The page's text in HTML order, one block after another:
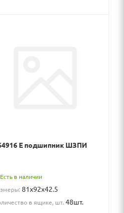
Е подшипник ШЗПИ
Есть в наличии
81x92x42.5
в ящике, шт.48шт.